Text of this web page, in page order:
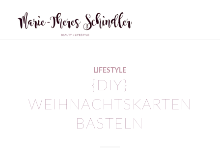
LIFESTYLE
{DIY}
WEIHNACHTSKARTEN
BASTELN